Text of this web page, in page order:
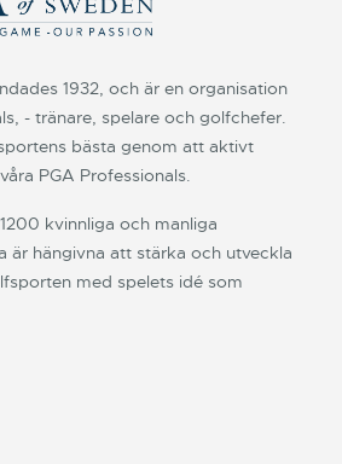
1932, och är en organisation
- tränare, spelare och golfchefer.
bästa genom att aktivt
PGA Professionals.
kvinnliga och manliga
är hängivna att stärka och utveckla
med spelets idé som